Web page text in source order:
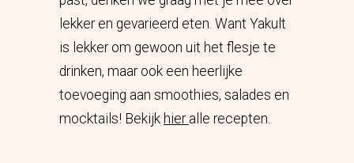
lekker en gevarieerd eten. Want Yakult
is lekker om gewoon uit het flesje te
drinken, maar ook een heerlijke
toevoeging aan smoothies, salades en
mocktails! Bekijk hier alle recepten.